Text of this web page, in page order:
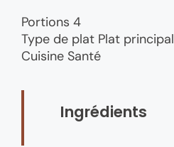
Portions 4
Type de plat Plat principal
Cuisine Santé
Ingrédients